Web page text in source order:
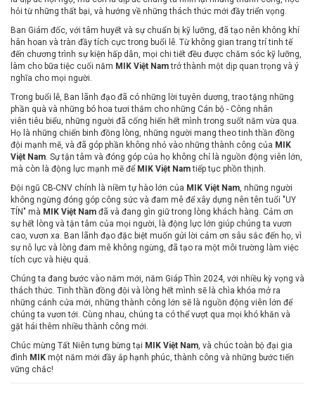
hỏi từ những thất bại, và hướng về những thách thức mới đầy triển vọng.
Ban Giám đốc, với tâm huyết và sự chuẩn bị kỹ lưỡng, đã tạo nên không khí
hân hoan và tràn đầy tích cực trong buổi lễ. Từ không gian trang trí tinh tế
đến chương trình sự kiện hấp dẫn, mọi chi tiết đều được chăm sóc kỹ lưỡng,
làm cho bữa tiệc cuối năm MIK Việt Namtrở thành một dịp quan trọng và ý
nghĩa cho mọi người.
Trong buổi lễ, Ban lãnh đạo đã có những lời tuyên dương, trao tặng những
phần quà và những bó hoa tươi thắm cho những Cán bộ - Công nhân
viên tiêu biểu, những người đã cống hiến hết mình trong suốt năm vừa qua.
Họ là những chiến binh đồng lòng, những người mang theo tinh thần đồng
đội mạnh mẽ, và đã góp phần không nhỏ vào những thành công của MIK
Việt Nam . Sự tận tâm và đóng góp của họ không chỉ là nguồn động viên lớn,
mà còn là động lực mạnh mẽ để MIK Việt Namtiếp tục phồn thịnh.
Đội ngũ CB-CNV chính là niềm tự hào lớn của MIK Việt Nam , những người
không ngừng đóng góp công sức và đam mê để xây dựng nên tên tuổi "UY
TÍN" mà MIK Việt Nam đã và đang gìn giữ trong lòng khách hàng. Cảm ơn
sự hết lòng và tận tâm của mọi người, là động lực lớn giúp chúng ta vươn
cao, vươn xa. Ban lãnh đạo đặc biệt muốn gửi lời cảm ơn sâu sắc đến họ, vì
sự nỗ lực và lòng đam mê không ngừng, đã tạo ra một môi trường làm việc
tích cực và hiệu quả.
Chúng ta đang bước vào năm mới, năm Giáp Thìn 2024, với nhiều kỳ vọng và
thách thức. Tinh thần đồng đội và lòng hết mình sẽ là chìa khóa mở ra
những cánh cửa mới, những thành công lớn sẽ là nguồn động viên lớn để
chúng ta vươn tới. Cùng nhau, chúng ta có thể vượt qua mọi khó khăn và
gặt hái thêm nhiều thành công mới.
Chúc mừng Tất Niên tưng bừng tại MIK Việt Nam , và chúc toàn bộ đại gia
đình MIK một năm mới đầy ắp hạnh phúc, thành công và những bước tiến
vững chắc!